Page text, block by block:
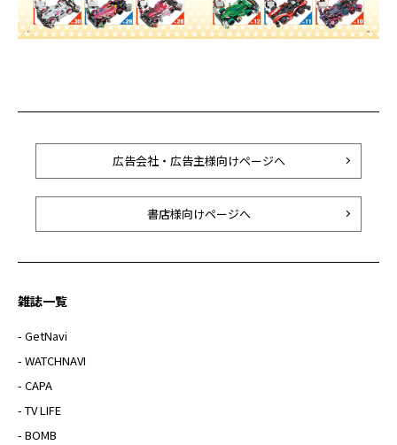
広告会社・広告主様向けページへ
書店様向けページへ
雑誌一覧
- GetNavi
- WATCHNAVI
- CAPA
- TV LIFE
- BOMB